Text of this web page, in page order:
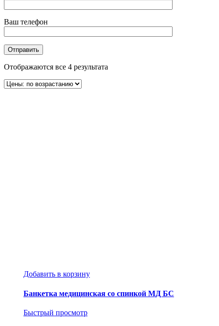
Ваш телефон
Отображаются все 4 результата
Добавить в корзину
Банкетка медицинская со спинкой МД БС
Быстрый просмотр